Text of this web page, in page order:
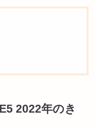
2022年のき